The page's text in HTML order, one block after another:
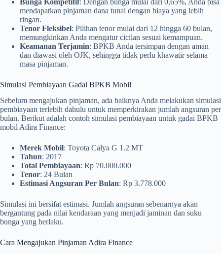
mendapatkan pinjaman dana tunai dengan biaya yang lebih
ringan.
Tenor Fleksibel: Pilihan tenor mulai dari 12 hingga 60 bulan,
memungkinkan Anda mengatur cicilan sesuai kemampuan.
Keamanan Terjamin: BPKB Anda tersimpan dengan aman
dan diawasi oleh OJK, sehingga tidak perlu khawatir selama
masa pinjaman.
Simulasi Pembiayaan Gadai BPKB Mobil
Sebelum mengajukan pinjaman, ada baiknya Anda melakukan simulasi
pembiayaan terlebih dahulu untuk memperkirakan jumlah angsuran per
bulan. Berikut adalah contoh simulasi pembiayaan untuk gadai BPKB
mobil Adira Finance:
Merek Mobil: Toyota Calya G 1.2 MT
Tahun: 2017
Total Pembiayaan: Rp 70.000.000
Tenor: 24 Bulan
Estimasi Angsuran Per Bulan: Rp 3.778.000
Simulasi ini bersifat estimasi. Jumlah angsuran sebenarnya akan
bergantung pada nilai kendaraan yang menjadi jaminan dan suku
bunga yang berlaku.
Cara Mengajukan Pinjaman Adira Finance